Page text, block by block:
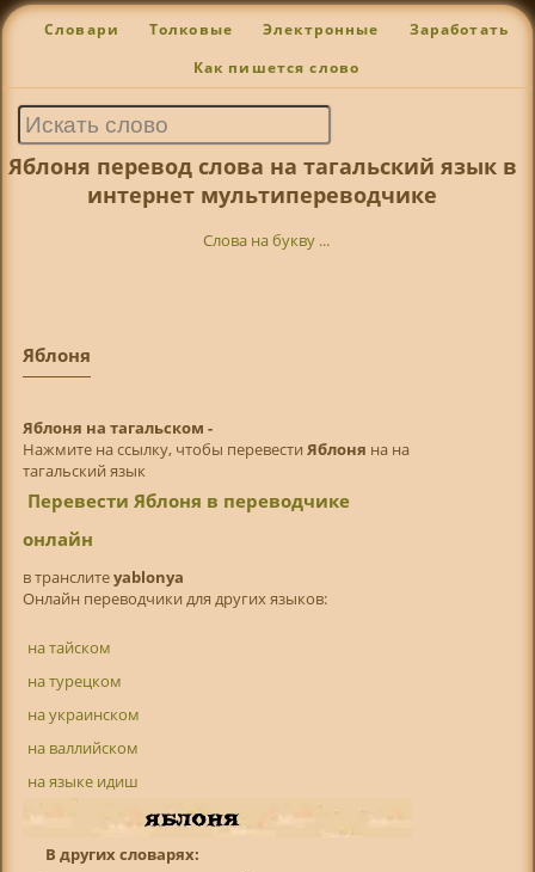
Словари Толковые Электронные Заработать
Как пишется слово
Яблоня перевод слова на тагальский язык в
интернет мультипереводчике
Слова на букву ...
Яблоня
Яблоня на тагальском -
Нажмите на ссылку, чтобы перевести Яблоня на на
тагальский язык
Перевести Яблоня в переводчике
онлайн
в транслитeyablonya
Онлайн переводчики для других языков:
на тайском
на турецком
на украинском
на валлийском
на языке идиш
В других словарях: